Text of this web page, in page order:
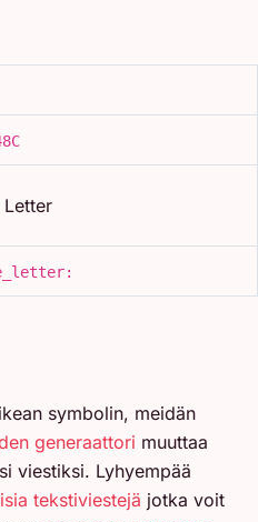
Letter
symbolin, meidän
generaattori muuttaa
viestiksi. Lyhyempää
tekstiviestejä jotka voit